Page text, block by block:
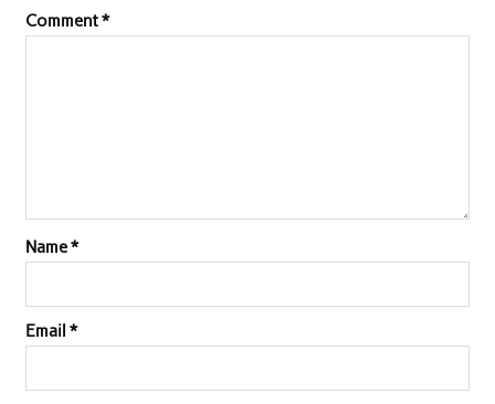
Comment*
Name*
Email *